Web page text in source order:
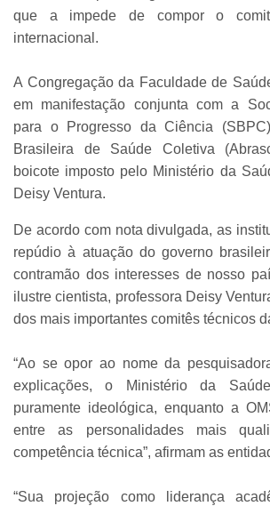
que a impede de compor o
internacional.
A Congregação da Faculdade de
em manifestação conjunta com a
para o Progresso da Ciência
Brasileira de Saúde Coletiva
boicote imposto pelo Ministério da
Deisy Ventura.
De acordo com nota divulgada, as
repúdio à atuação do governo
contramão dos interesses de nosso
ilustre cientista, professora Deisy
dos mais importantes comitês técnicos
“Ao se opor ao nome da
explicações, o Ministério da
puramente ideológica, enquanto a
entre as personalidades mais
competência técnica”, afirmam as
“Sua projeção como liderança